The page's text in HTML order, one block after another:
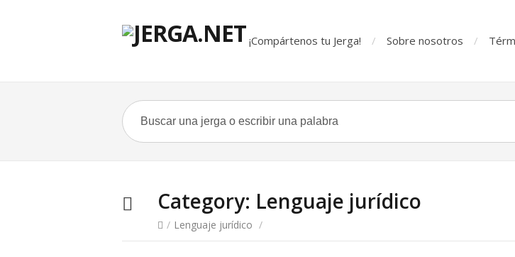
¡Compártenos tu Jerga! Sobre nosotros
Category: Lenguaje jurídico
/ Lenguaje jurídico /